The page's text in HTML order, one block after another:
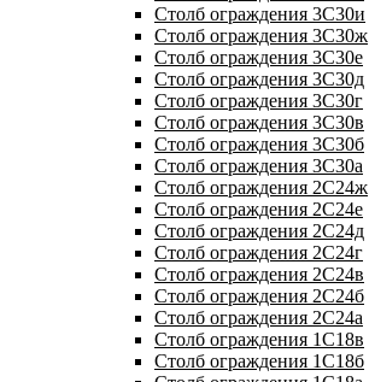
Столб ограждения 3С30и
Столб ограждения 3С30ж
Столб ограждения 3С30е
Столб ограждения 3С30д
Столб ограждения 3С30г
Столб ограждения 3С30в
Столб ограждения 3С30б
Столб ограждения 3С30а
Столб ограждения 2С24ж
Столб ограждения 2С24е
Столб ограждения 2С24д
Столб ограждения 2С24г
Столб ограждения 2С24в
Столб ограждения 2С24б
Столб ограждения 2С24а
Столб ограждения 1С18в
Столб ограждения 1С18б